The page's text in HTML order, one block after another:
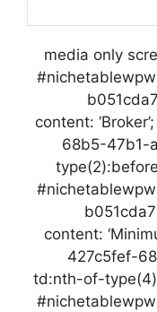
@media only
content:
68b5-47b1-
content:
427c5fef-
td:nth-of-